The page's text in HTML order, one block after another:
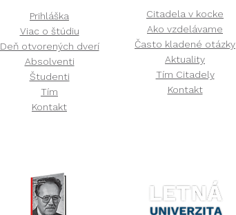
Prihláška
Viac o štúdiu
Deň otvorených dverí
Absolventi
Študenti
Tím
Kontakt
Citadela v kocke
Ako vzdelávame
Často kladené otázky
Aktuality
Tím Citadely
Kontakt